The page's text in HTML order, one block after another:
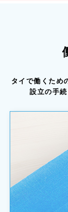
タイで働くため
設立の手